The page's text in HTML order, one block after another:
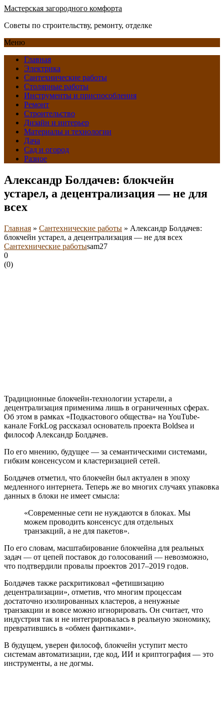
Мастерская загородного комфорта
Советы по строительству, ремонту, отделке
Меню
Главная
Электрика
Сантехнические работы
Столярные работы
Инструменты и приспособления
Ремонт
Строительство
Дизайн и интерьер
Материалы и технологии
Дача
Сад и огород
Разное
Александр Болдачев: блокчейн
устарел, а децентрализация — не для
всех
Главная » Сантехнические работы » Александр Болдачев:
блокчейн устарел, а децентрализация — не для всех
Сантехнические работыsam27
0
(0)
Традиционные блокчейн-технологии устарели, а
децентрализация применима лишь в ограниченных сферах.
Об этом в рамках «Подкастового общества» на YouTube-
канале ForkLog рассказал основатель проекта Boldsea и
философ Александр Болдачев.
По его мнению, будущее — за семантическими системами,
гибким консенсусом и кластеризацией сетей.
Болдачев отметил, что блокчейн был актуален в эпоху
медленного интернета. Теперь же во многих случаях упаковка
данных в блоки не имеет смысла:
«Современные сети не нуждаются в блоках. Мы
можем проводить консенсус для отдельных
транзакций, а не для пакетов».
По его словам, масштабирование блокчейна для реальных
задач — от цепей поставок до голосований — невозможно,
что подтвердили провалы проектов 2017–2019 годов.
Болдачев также раскритиковал «фетишизацию
децентрализации», отметив, что многим процессам
достаточно изолированных кластеров, а ненужные
транзакции и вовсе можно игнорировать. Он считает, что
индустрия так и не интегрировалась в реальную экономику,
превратившись в «обмен фантиками».
В будущем, уверен философ, блокчейн уступит место
системам автоматизации, где код, ИИ и криптография — это
инструменты, а не догмы.